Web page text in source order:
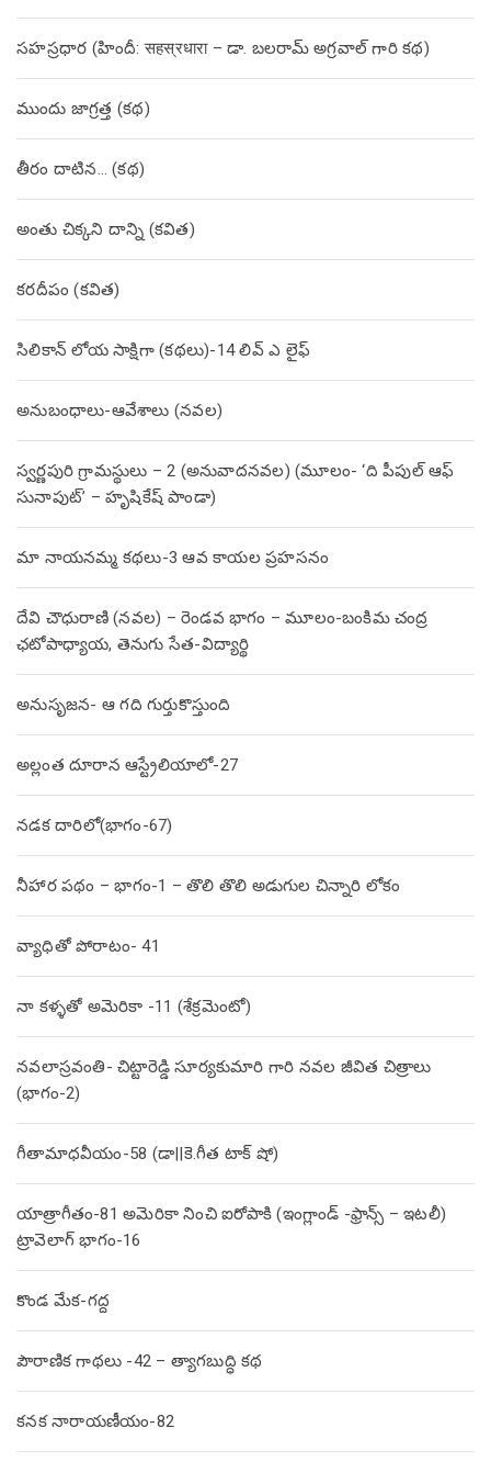
సహస్రధార (హిందీ: सहस्रधारा – డా. బలరామ్ అగ్రవాల్ గారి కథ)
ముందు జాగ్రత్త (క‌థ‌)
తీరం దాటిన… (క‌థ‌)
అంతు చిక్కని దాన్ని (కవిత)
కరదీపం (కవిత)
సిలికాన్ లోయ సాక్షిగా (కథలు)-14 లివ్ ఎ లైఫ్
అనుబంధాలు-ఆవేశాలు (నవల)
స్వర్ణపురి గ్రామస్థులు – 2 (అనువాదనవల) (మూలం- ‘ది పీపుల్ ఆఫ్
సునాపుట్’ – హృషికేష్ పాండా)
మా నాయనమ్మ కథలు-3 ఆవ కాయల ప్రహసనం
దేవి చౌధురాణి (నవల) – రెండవ భాగం – మూలం-బంకిమ చంద్ర
ఛటోపాధ్యాయ, తెనుగు సేత-విద్యార్థి
అనుసృజన- ఆ గది గుర్తుకొస్తుంది
అల్లంత దూరాన ఆస్ట్రేలియాలో-27
నడక దారిలో(భాగం-67)
నీహార పథం – భాగం-1 – తొలి తొలి అడుగుల చిన్నారి లోకం
వ్యాధితో పోరాటం- 41
నా కళ్ళతో అమెరికా -11 (శేక్రమెంటో)
నవలాస్రవంతి- చిట్టారెడ్డి సూర్యకుమారి గారి నవల జీవిత చిత్రాలు
(భాగం-2)
గీతామాధవీయం-58 (డా||కె.గీత టాక్ షో)
యాత్రాగీతం-81 అమెరికా నించి ఐరోపాకి (ఇంగ్లాండ్ -ఫ్రాన్స్ – ఇటలీ)
ట్రావెలాగ్ భాగం-16
కొండ మేక-గద్ద
పౌరాణిక గాథలు -42 – త్యాగబుద్ధి కథ
కనక నారాయణీయం-82